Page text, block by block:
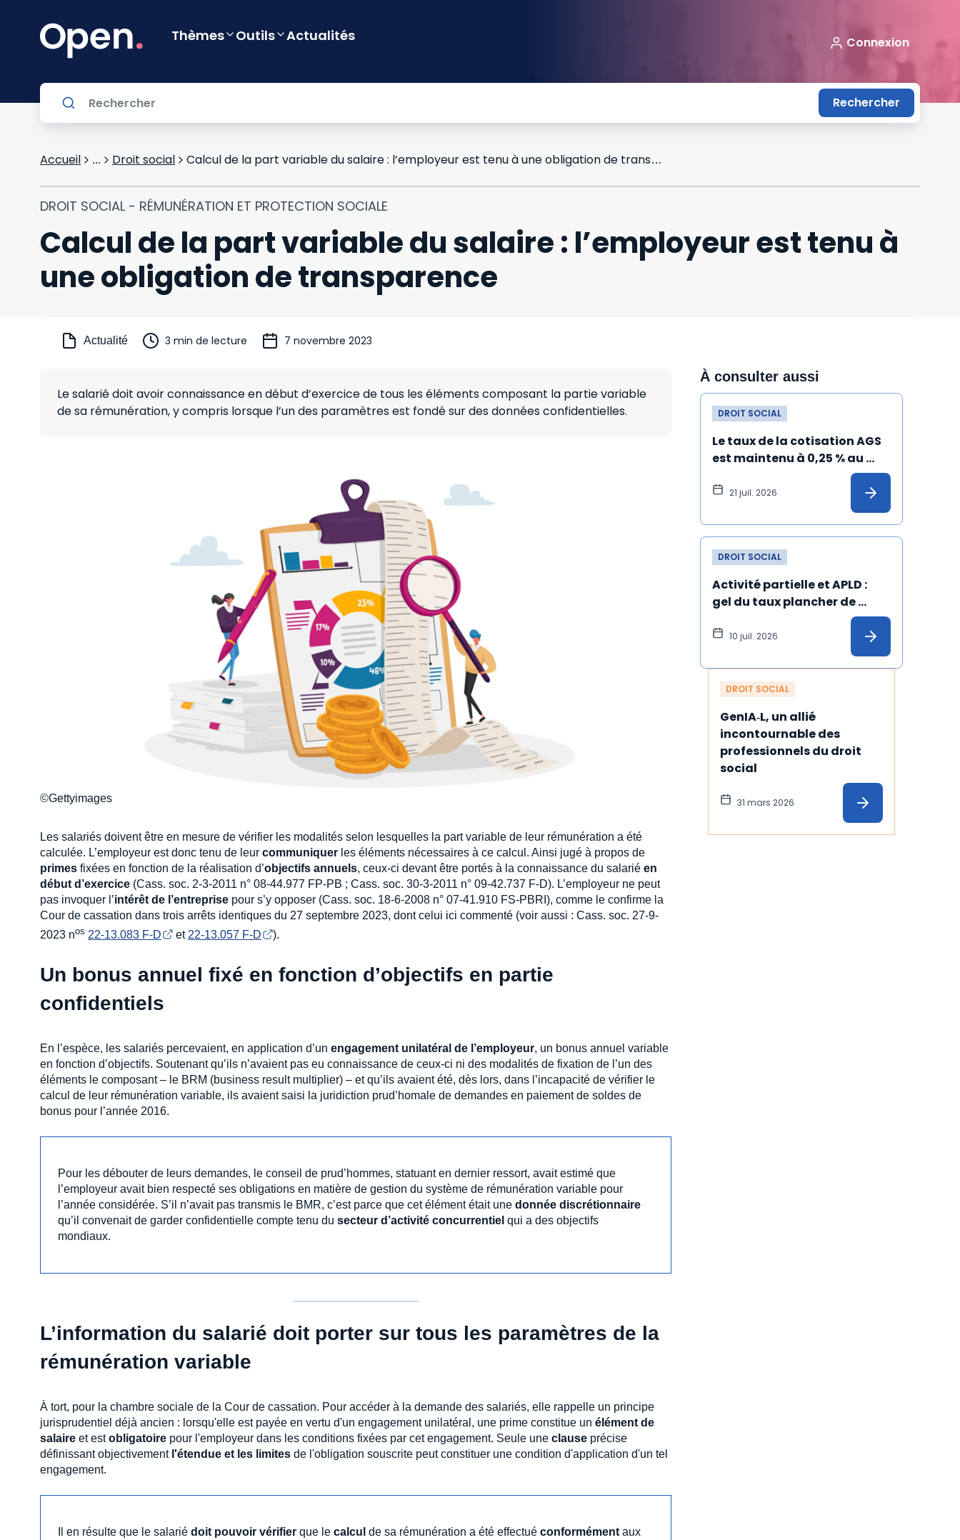
Thèmes Outils Actualités Connexion
Rechercher
Accueil ... Droit social Calcul de la part variable du salaire : l’employeur est tenu à une obligation de transparence
DROIT SOCIAL - RÉMUNÉRATION ET PROTECTION SOCIALE
Calcul de la part variable du salaire : l’employeur est tenu à
une obligation de transparence
Actualité 3 min de lecture 7 novembre 2023
Le salarié doit avoir connaissance en début d’exercice de tous les éléments composant la partie variable
de sa rémunération, y compris lorsque l’un des paramètres est fondé sur des données confidentielles.
©Gettyimages
Les salariés doivent être en mesure de vérifier les modalités selon lesquelles la part variable de leur rémunération a été
calculée. L’employeur est donc tenu de leur communiquer les éléments nécessaires à ce calcul. Ainsi jugé à propos de
primes fixées en fonction de la réalisation d’objectifs annuels, ceux-ci devant être portés à la connaissance du salarié en
début d’exercice (Cass. soc. 2-3-2011 n° 08-44.977 FP-PB ; Cass. soc. 30-3-2011 n° 09-42.737 F-D). L’employeur ne peut
pas invoquer l’intérêt de l’entreprise pour s’y opposer (Cass. soc. 18-6-2008 n° 07-41.910 FS-PBRI), comme le confirme la
Cour de cassation dans trois arrêts identiques du 27 septembre 2023, dont celui ici commenté (voir aussi : Cass. soc. 27-9-
2023 nos 22-13.083 F-D et 22-13.057 F-D ).
Un bonus annuel fixé en fonction d’objectifs en partie
confidentiels
En l’espèce, les salariés percevaient, en application d’un engagement unilatéral de l’employeur, un bonus annuel variable
en fonction d’objectifs. Soutenant qu’ils n’avaient pas eu connaissance de ceux-ci ni des modalités de fixation de l’un des
éléments le composant – le BRM (business result multiplier) – et qu’ils avaient été, dès lors, dans l’incapacité de vérifier le
calcul de leur rémunération variable, ils avaient saisi la juridiction prud’homale de demandes en paiement de soldes de
bonus pour l’année 2016.
Pour les débouter de leurs demandes, le conseil de prud’hommes, statuant en dernier ressort, avait estimé que
l’employeur avait bien respecté ses obligations en matière de gestion du système de rémunération variable pour
l’année considérée. S’il n’avait pas transmis le BMR, c’est parce que cet élément était une donnée discrétionnaire
qu’il convenait de garder confidentielle compte tenu du secteur d’activité concurrentiel qui a des objectifs
mondiaux.
L’information du salarié doit porter sur tous les paramètres de la
rémunération variable
À tort, pour la chambre sociale de la Cour de cassation. Pour accéder à la demande des salariés, elle rappelle un principe
jurisprudentiel déjà ancien : lorsqu'elle est payée en vertu d'un engagement unilatéral, une prime constitue un élément de
salaire et estobligatoire pour l'employeur dans les conditions fixées par cet engagement. Seule une clause précise
définissant objectivement l'étendue et les limites de l'obligation souscrite peut constituer une condition d'application d'un tel
engagement.
Il en résulte que le salarié doit pouvoir vérifier que le calcul de sa rémunération a été effectué conformément aux
À consulter aussi
DROIT SOCIAL
Le taux de la cotisation AGS
est maintenu à 0,25 % au
21 juil. 2026
DROIT SOCIAL
Activité partielle et APLD :
gel du taux plancher de
l'employeur
10 juil. 2026
DROIT SOCIAL
GenIA‑L, un allié
incontournable des
professionnels du droit
social
31 mars 2026